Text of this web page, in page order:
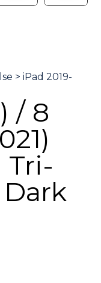
/ 8
Tri-